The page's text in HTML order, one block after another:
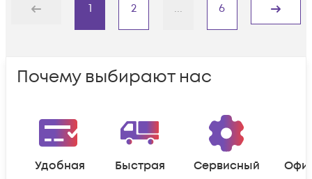
Назад
1 2 ... 6
Дальше
Почему выбирают нас
Удобная
Быстрая
Сервисный